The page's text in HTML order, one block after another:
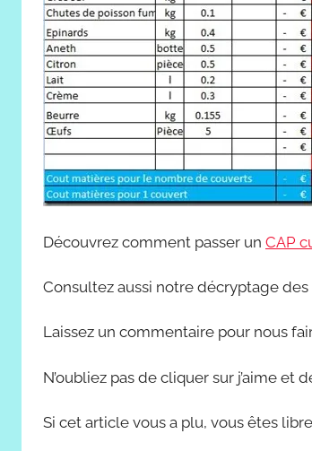
Découvrez comment passer un CAP
Consultez aussi notre décryptage des
Laissez un commentaire pour nous
N’oubliez pas de cliquer sur j’aime et
Si cet article vous a plu, vous êtes